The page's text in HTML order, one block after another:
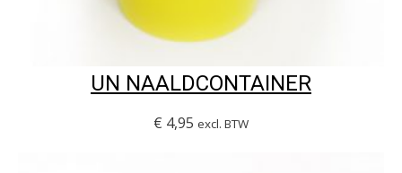
UN NAALDCONTAINER
€ 4,95 excl. BTW